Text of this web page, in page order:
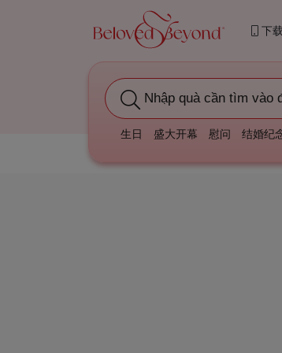
下
Nhập quà cần tìm vào
生日 盛大开幕 慰问 结婚纪